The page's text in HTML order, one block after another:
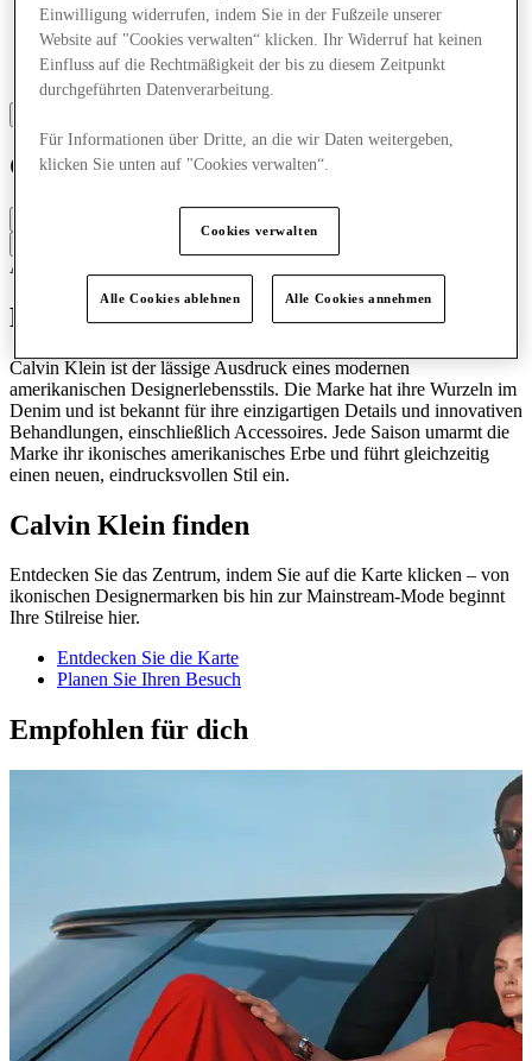
Calvin Klein
Accessoires & Taschen
Entdecken Sie Calvin Klein
Calvin Klein ist der lässige Ausdruck eines modernen
amerikanischen Designerlebensstils. Die Marke hat ihre Wurzeln im
Denim und ist bekannt für ihre einzigartigen Details und innovativen
Behandlungen, einschließlich Accessoires. Jede Saison umarmt die
Marke ihr ikonisches amerikanisches Erbe und führt gleichzeitig
einen neuen, eindrucksvollen Stil ein.
Calvin Klein finden
Entdecken Sie das Zentrum, indem Sie auf die Karte klicken – von
ikonischen Designermarken bis hin zur Mainstream-Mode beginnt
Ihre Stilreise hier.
Entdecken Sie die Karte
Planen Sie Ihren Besuch
Empfohlen für dich
Einwilligung widerrufen, indem Sie in der Fußzeile unserer
Website auf "Cookies verwalten“ klicken. Ihr Widerruf hat keinen
Einfluss auf die Rechtmäßigkeit der bis zu diesem Zeitpunkt
durchgeführten Datenverarbeitung.
Für Informationen über Dritte, an die wir Daten weitergeben,
klicken Sie unten auf "Cookies verwalten“.
Cookies verwalten
Alle Cookies ablehnen Alle Cookies annehmen